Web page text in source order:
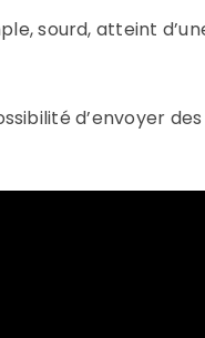
sourd, atteint
d’envoyer des